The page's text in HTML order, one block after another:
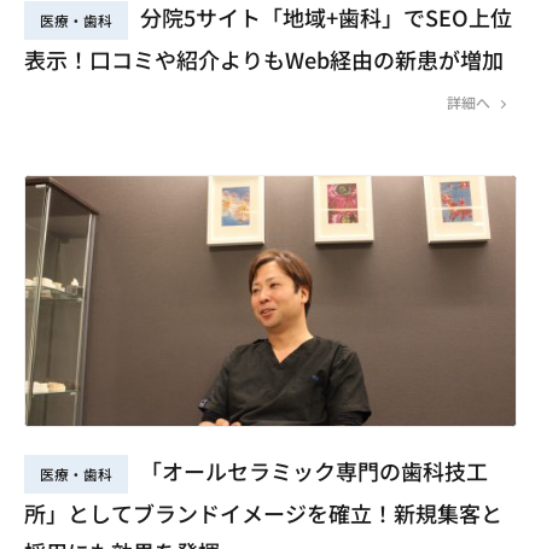
医療・歯科
分院5サイト「地域+歯科」でSEO上位
表示！口コミや紹介よりもWeb経由の新患が増加
詳細へ
医療・歯科
「オールセラミック専門の歯科技工
所」としてブランドイメージを確立！新規集客と